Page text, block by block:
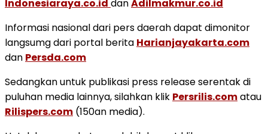
Indonesiaraya.co.id danAdilmakmur.co.id
Informasi nasional dari pers daerah dapat dimonitor
langsumg dari portal berita Harianjayakarta.com
dan Persda.com
Sedangkan untuk publikasi press release serentak di
puluhan media lainnya, silahkan klik Persrilis.comatau
Rilispers.com (150an media).